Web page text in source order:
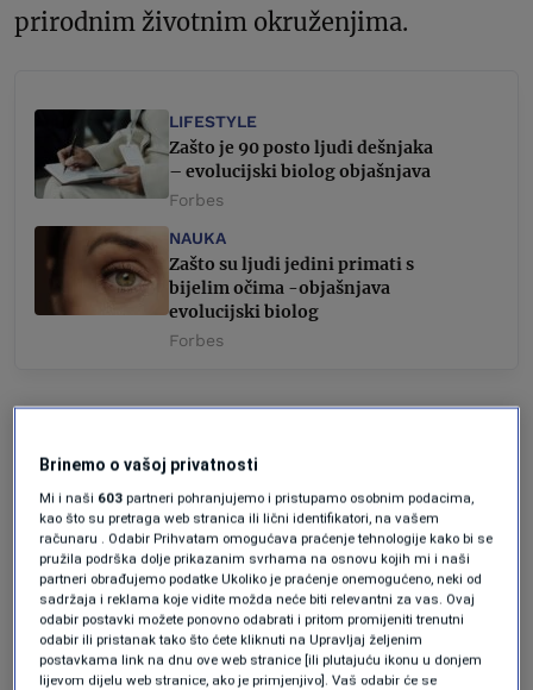
prirodnim životnim okruženjima.
LIFESTYLE
Zašto je 90 posto ljudi dešnjaka
– evolucijski biolog objašnjava
Forbes
NAUKA
Zašto su ljudi jedini primati s
bijelim očima -objašnjava
evolucijski biolog
Forbes
majmuni već najmanje 15 miliona godina
proizvode smijeh koji je prepoznatljiv i
savremenim ljudima. Iako je ljudski smijeh
tokom evolucije postao brži i raznolikiji,
temeljni ritam ostao je gotovo
nepromijenjen kod svih proučavanih vrsta.
Brinemo o vašoj privatnosti
Mi i naši 603 partneri pohranjujemo i pristupamo osobnim podacima,
kao što su pretraga web stranica ili lični identifikatori, na vašem
računaru . Odabir Prihvatam omogućava praćenje tehnologije kako bi se
pružila podrška dolje prikazanim svrhama na osnovu kojih mi i naši
partneri obrađujemo podatke Ukoliko je praćenje onemogućeno, neki od
sadržaja i reklama koje vidite možda neće biti relevantni za vas. Ovaj
odabir postavki možete ponovno odabrati i pritom promijeniti trenutni
odabir ili pristanak tako što ćete kliknuti na Upravljaj željenim
postavkama link na dnu ove web stranice [ili plutajuću ikonu u donjem
lijevom dijelu web stranice, ako je primjenjivo]. Vaš odabir će se